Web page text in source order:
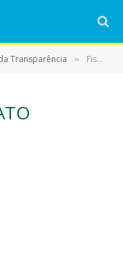
Transparência » Fiscal de Contrato